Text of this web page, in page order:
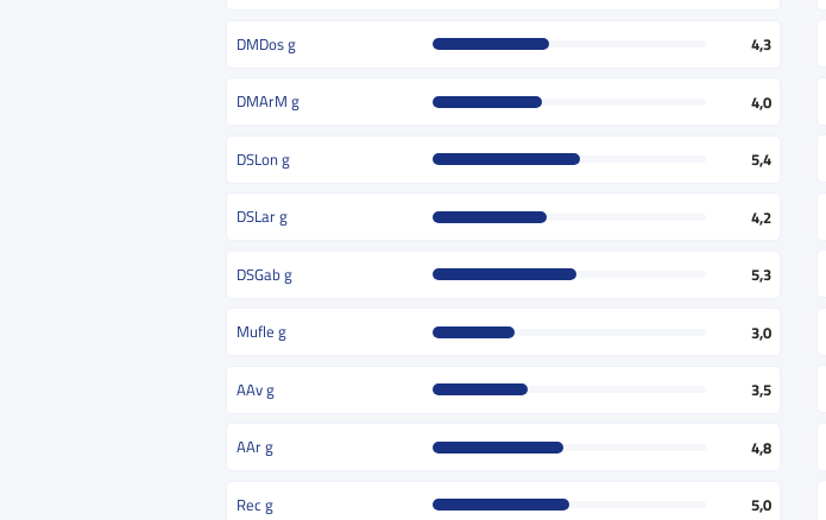
DMDos g 4,3
DMArM g 4,0
DSLon g 5,4
DSLar g 4,2
DSGab g 5,3
Mufle g 3,0
AAv g 3,5
AAr g 4,8
Rec g 5,0